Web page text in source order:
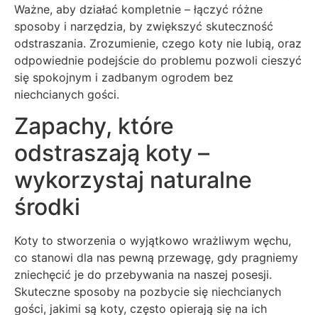
Ważne, aby działać kompletnie – łączyć różne
sposoby i narzędzia, by zwiększyć skuteczność
odstraszania. Zrozumienie, czego koty nie lubią, oraz
odpowiednie podejście do problemu pozwoli cieszyć
się spokojnym i zadbanym ogrodem bez
niechcianych gości.
Zapachy, które
odstraszają koty –
wykorzystaj naturalne
środki
Koty to stworzenia o wyjątkowo wrażliwym węchu,
co stanowi dla nas pewną przewagę, gdy pragniemy
zniechęcić je do przebywania na naszej posesji.
Skuteczne sposoby na pozbycie się niechcianych
gości, jakimi są koty, często opierają się na ich